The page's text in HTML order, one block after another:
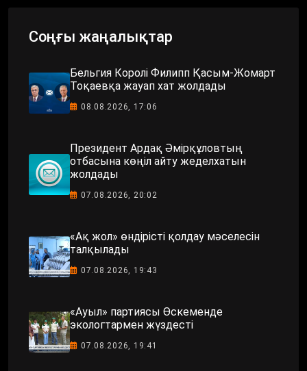
Соңғы жаңалықтар
Бельгия Королі Филипп Қасым-Жомарт
Тоқаевқа жауап хат жолдады
08.08.2026, 17:06
Президент Ардақ Әмірқұловтың
отбасына көңіл айту жеделхатын
жолдады
07.08.2026, 20:02
«Ақ жол» өндірісті қолдау мәселесін
талқылады
07.08.2026, 19:43
«Ауыл» партиясы Өскеменде
экологтармен жүздесті
07.08.2026, 19:41